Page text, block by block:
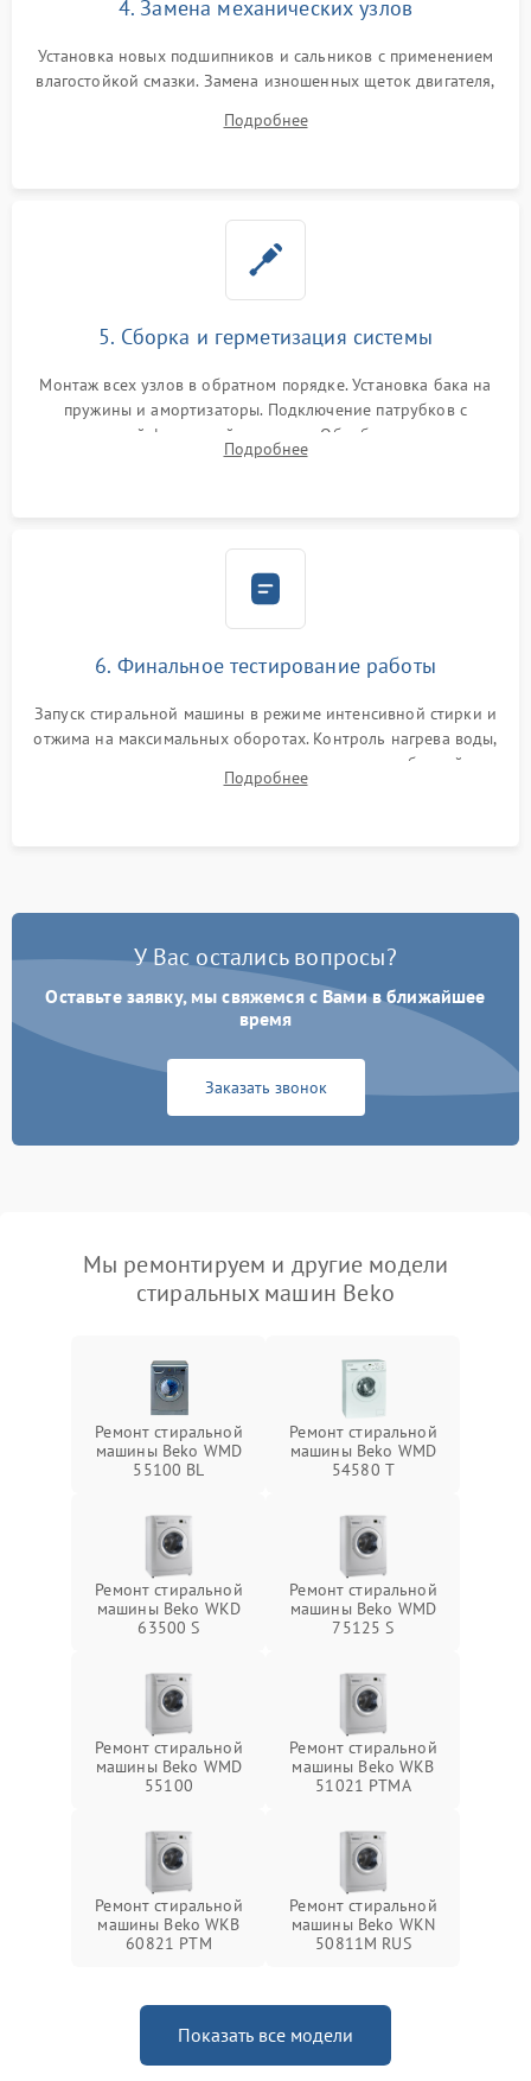
4. Замена механических узлов
Установка новых подшипников и сальников с применением
влагостойкой смазки. Замена изношенных щеток двигателя,
или поврежденной резиновой манжеты.
Подробнее
5. Сборка и герметизация системы
Монтаж всех узлов в обратном порядке. Установка бака на
пружины и амортизаторы. Подключение патрубков с
надежной фиксацией хомутами. Обработка стыков
герметиком для предотвращения возможных протечек воды.
Подробнее
6. Финальное тестирование работы
Запуск стиральной машины в режиме интенсивной стирки и
отжима на максимальных оборотах. Контроль нагрева воды,
корректности слива, отсутствия излишних вибраций,
посторонних стуков и протечек под корпусом.
Подробнее
У Вас остались вопросы?
Оставьте заявку, мы свяжемся с Вами в ближайшее
время
Заказать звонок
Мы ремонтируем и другие модели
стиральных машин Beko
Ремонт стиральной
машины Beko WMD
55100 BL
Ремонт стиральной
машины Beko WMD
54580 T
Ремонт стиральной
машины Beko WKD
63500 S
Ремонт стиральной
машины Beko WMD
75125 S
Ремонт стиральной
машины Beko WMD
55100
Ремонт стиральной
машины Beko WKB
51021 PTМА
Ремонт стиральной
машины Beko WKB
60821 PTМ
Ремонт стиральной
машины Beko WKN
50811M RUS
Показать все модели